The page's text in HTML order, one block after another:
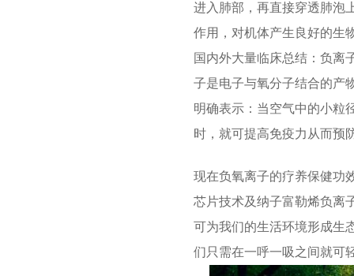
进入肺部，再直接穿透肺泡
作用，对机体产生良好的生
国内外大量临床总结：负离
子是电子与氧分子结合的产
明确表示：当空气中的小粒
时，就可提高免疫力从而预
现在负氧离子的疗养保健功
芯片技术及纳子富勒烯负离
可为我们的生活环境形成生
们只需在一呼一吸之间就可